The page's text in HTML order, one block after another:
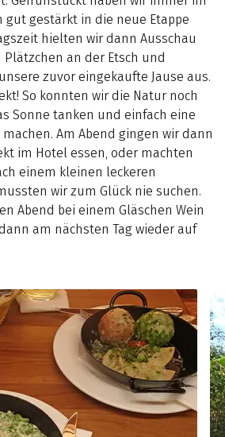
gut gestärkt in die neue Etappe
hielten wir dann Ausschau
an der Etsch und
zuvor eingekaufte Jause aus.
So konnten wir die Natur noch
Sonne tanken und einfach eine
Am Abend gingen wir dann
im Hotel essen, oder machten
einem kleinen leckeren
wir zum Glück nie suchen.
Abend bei einem Gläschen Wein
am nächsten Tag wieder auf